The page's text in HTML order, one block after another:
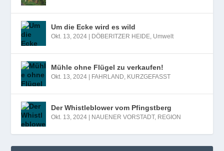
Um die Ecke wird es wild
Okt. 13, 2024 | DÖBERITZER HEIDE Umwelt
Mühle ohne Flügel zu verkaufen!
Okt. 13, 2024 | FAHRLAND KURZGEFASST
Der Whistleblower vom Pfingstberg
Okt. 13, 2024 | NAUENER VORSTADT, REGION